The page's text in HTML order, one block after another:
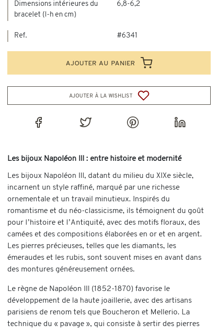
Dimensions intérieures du
bracelet (l-h en cm)
6,8-6,2
Ref. #6341
ajouter au panier
ajouter à la wishlist
Les bijoux Napoléon III : entre histoire et modernité
Les bijoux Napoléon III, datant du milieu du XIXe siècle,
incarnent un style raffiné, marqué par une richesse
ornementale et un travail minutieux. Inspirés du
romantisme et du néo-classicisme, ils témoignent du goût
pour l’histoire et l’Antiquité, avec des motifs floraux, des
camées et des compositions élaborées en or et en argent.
Les pierres précieuses, telles que les diamants, les
émeraudes et les rubis, sont souvent mises en avant dans
des montures généreusement ornées.
Le règne de Napoléon III (1852-1870) favorise le
développement de la haute joaillerie, avec des artisans
parisiens de renom tels que Boucheron et Mellerio. La
technique du « pavage », qui consiste à sertir des pierres